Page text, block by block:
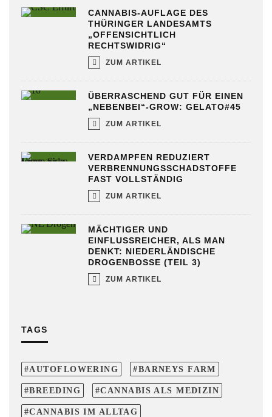
CANNABIS-AUFLAGE DES
THÜRINGER LANDESAMTS
„OFFENSICHTLICH
RECHTSWIDRIG“
ZUM ARTIKEL
ÜBERRASCHEND GUT FÜR EINEN
„NEBENBEI“-GROW: GELATO#45
ZUM ARTIKEL
VERDAMPFEN REDUZIERT
VERBRENNUNGSSCHADSTOFFE
FAST VOLLSTÄNDIG
ZUM ARTIKEL
MÄCHTIGER UND
EINFLUSSREICHER, ALS MAN
DENKT: NIEDERLÄNDISCHE
DROGENBOSSE (TEIL 3)
ZUM ARTIKEL
TAGS
AUTOFLOWERING BARNEYS FARM
BREEDING CANNABIS ALS MEDIZIN
CANNABIS IM ALLTAG